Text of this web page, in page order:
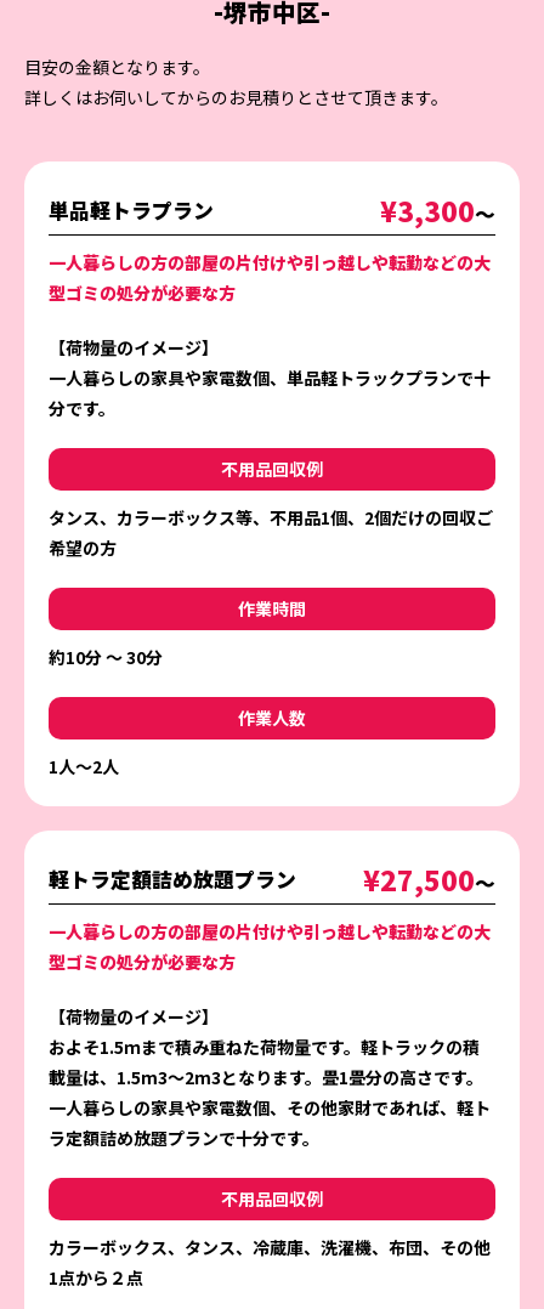
-堺市中区-
目安の金額となります。
詳しくはお伺いしてからのお見積りとさせて頂きます。
単品軽トラプラン ¥3,300〜
一人暮らしの方の部屋の片付けや引っ越しや転勤などの大
型ゴミの処分が必要な方
【荷物量のイメージ】
一人暮らしの家具や家電数個、単品軽トラックプランで十
分です。
不用品回収例
タンス、カラーボックス等、不用品1個、2個だけの回収ご
希望の方
作業時間
約10分 〜 30分
作業人数
1人〜2人
軽トラ定額詰め放題プラン ¥27,500〜
一人暮らしの方の部屋の片付けや引っ越しや転勤などの大
型ゴミの処分が必要な方
【荷物量のイメージ】
およそ1.5ｍまで積み重ねた荷物量です。軽トラックの積
載量は、1.5m3～2m3となります。畳1畳分の高さです。
一人暮らしの家具や家電数個、その他家財であれば、軽ト
ラ定額詰め放題プランで十分です。
不用品回収例
カラーボックス、タンス、冷蔵庫、洗濯機、布団、その他
1点から２点